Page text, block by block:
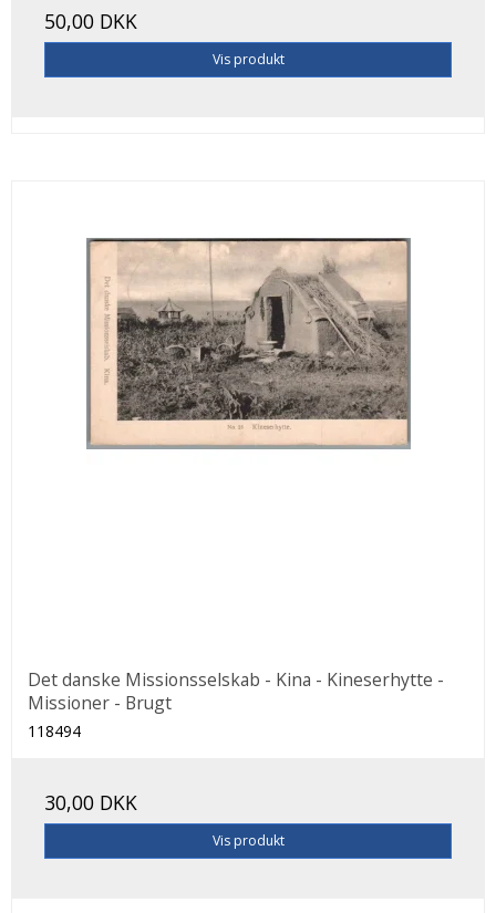
50,00 DKK
Vis produkt
Det danske Missionsselskab - Kina - Kineserhytte -
Missioner - Brugt
118494
30,00 DKK
Vis produkt